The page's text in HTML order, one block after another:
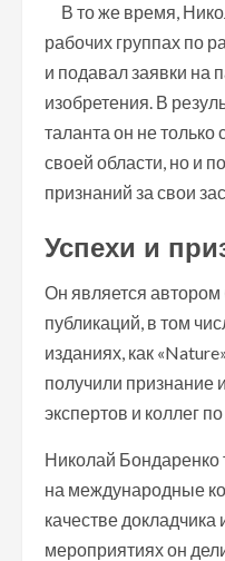
В то же время,
рабочих группах по
и подавал заявки на
изобретения. В
таланта он не только
своей области, но и
признаний за свои
Успехи и
Он является
публикаций, в том
изданиях, как
получили признание
экспертов и коллег
Николай Бондаренко
на международные
качестве докладчика
мероприятиях он